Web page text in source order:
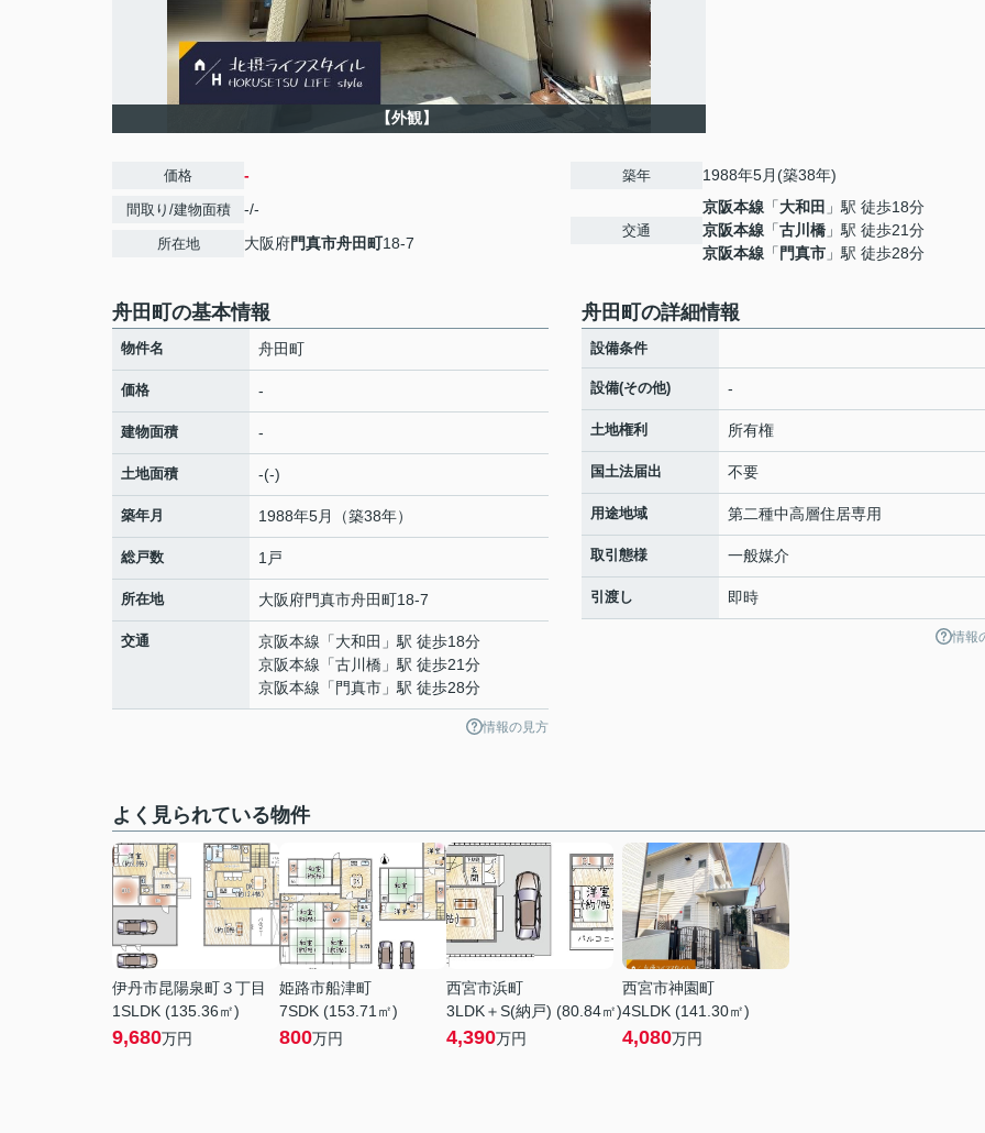
【外観】
価格 -
間取り/建物面積 -/-
所在地 大阪府門真市舟田町18-7
築年 1988年5月(築38年)
交通
京阪本線 「大和田 」駅 徒歩18分
京阪本線 「古川橋 」駅 徒歩21分
京阪本線 「 門真市 」駅 徒歩28分
舟田町の基本情報
物件名 舟田町
価格 -
建物面積 -
土地面積 -(-)
築年月 1988年5月（築38年）
総戸数 1戸
所在地 大阪府門真市舟田町18-7
交通 京阪本線 「大和田 」駅 徒歩18分
京阪本線 「古川橋 」駅 徒歩21分
京阪本線 「 門真市 」駅 徒歩28分
情報の見方
舟田町の詳細情報
設備条件
設備(その他) -
土地権利 所有権
国土法届出 不要
用途地域 第二種中高層住居専用
取引態様 一般媒介
引渡し 即時
情報
よく見られている物件
伊丹市昆陽泉町３丁目
1SLDK (135.36㎡)
9,680万円
姫路市船津町
7SDK (153.71㎡)
800万円
西宮市浜町
3LDK＋S(納戸) (80.84㎡)
4,390万円
西宮市神園町
4SLDK (141.30㎡)
4,080万円